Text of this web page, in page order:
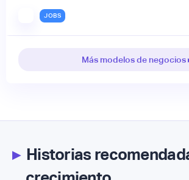
JOBS
Más modelos de negocios
▸Historias